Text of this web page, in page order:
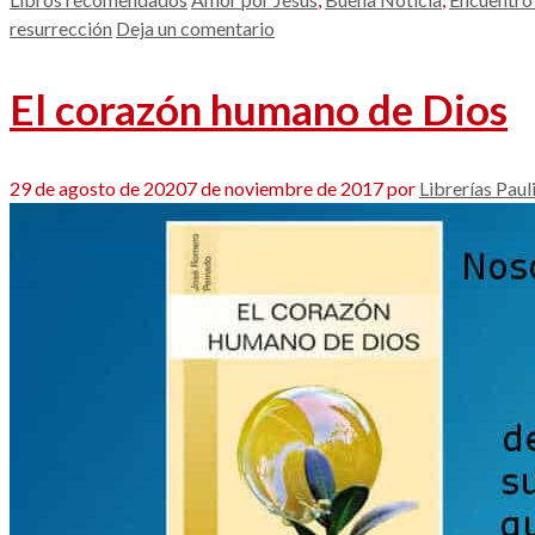
resurrección Deja un comentario
El corazón humano de Dios
29 de agosto de 20207 de noviembre de 2017por Librerías